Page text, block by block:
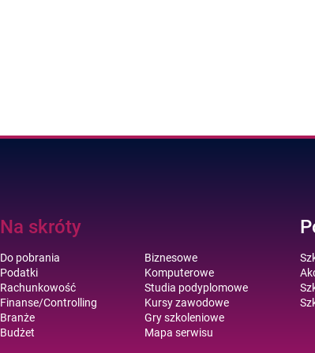
Na skróty
Do pobrania
Podatki
Rachunkowość
Finanse/Controlling
Branże
Budżet
Biznesowe
Komputerowe
Studia podyplomowe
Kursy zawodowe
Gry szkoleniowe
Mapa serwisu